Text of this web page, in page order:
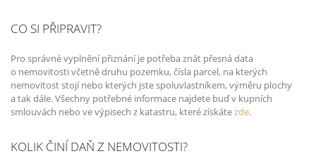
CO SI PŘIPRAVIT?
Pro správné vyplnění přiznání je potřeba znát přesná data
o nemovitosti včetně druhu pozemku, čísla parcel, na kterých
nemovitost stojí nebo kterých jste spoluvlastníkem, výměru plochy
a tak dále. Všechny potřebné informace najdete buď v kupních
smlouvách nebo ve výpisech z katastru, které získátezde.
KOLIK ČINÍ DAŇ Z NEMOVITOSTI?